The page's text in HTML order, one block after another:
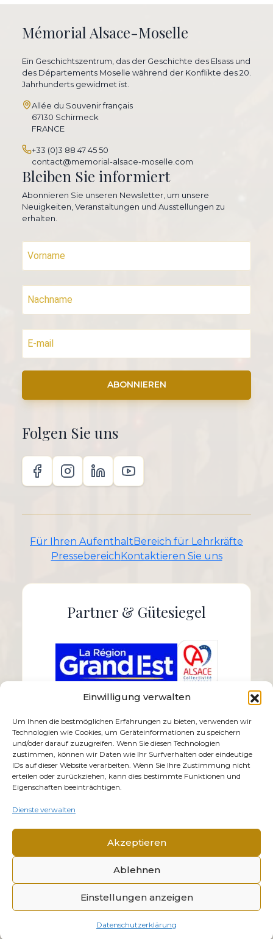
Einwilligung verwalten
Um Ihnen die bestmöglichen Erfahrungen zu bieten, verwenden wir
Technologien wie Cookies, um Geräteinformationen zu speichern
und/oder darauf zuzugreifen. Wenn Sie diesen Technologien
zustimmen, können wir Daten wie Ihr Surfverhalten oder eindeutige
IDs auf dieser Website verarbeiten. Wenn Sie Ihre Zustimmung nicht
erteilen oder zurückziehen, kann dies bestimmte Funktionen und
Eigenschaften beeinträchtigen.
Dienste verwalten
Akzeptieren
Ablehnen
Einstellungen anzeigen
Datenschutzerklärung
Mémorial Alsace-Moselle
Ein Geschichtszentrum, das der Geschichte des Elsass und
des Départements Moselle während der Konflikte des 20.
Jahrhunderts gewidmet ist.
Allée du Souvenir français
67130 Schirmeck
FRANCE
+33 (0)3 88 47 45 50
contact@memorial-alsace-moselle.com
Bleiben Sie informiert
Abonnieren Sie unseren Newsletter, um unsere
Neuigkeiten, Veranstaltungen und Ausstellungen zu
erhalten.
ABONNIEREN
Folgen Sie uns
Für Ihren AufenthaltBereich für Lehrkräfte
PressebereichKontaktieren Sie uns
Partner & Gütesiegel
© 2026 Mémorial Alsace-Moselle. Alle Rechte
Impressum
Datenschutzerklärung